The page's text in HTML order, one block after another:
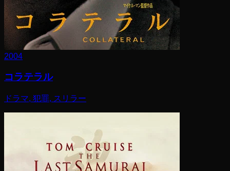
2004
コラテラル
ドラマ, 犯罪, スリラー